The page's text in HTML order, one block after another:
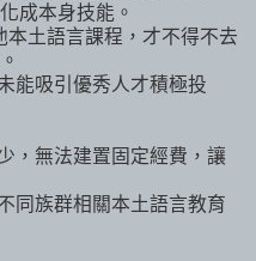
成本身技能。
本土語言課程，才不得不去
能吸引優秀人才積極投
，無法建置固定經費，讓
同族群相關本土語言教育